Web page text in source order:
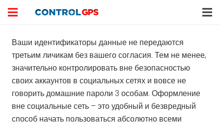
Ваши идентификаторы данные не передаются
третьим личикам без вашего согласия. Тем не менее,
значительно контролировать вне безопасностью
своих аккаунтов в социальных сетях и вовсе не
говорить домашние пароли 3 особам. Оформление
вне социальные сеть – это удобный и безвредный
способ начать пользоваться абсолютно всеми